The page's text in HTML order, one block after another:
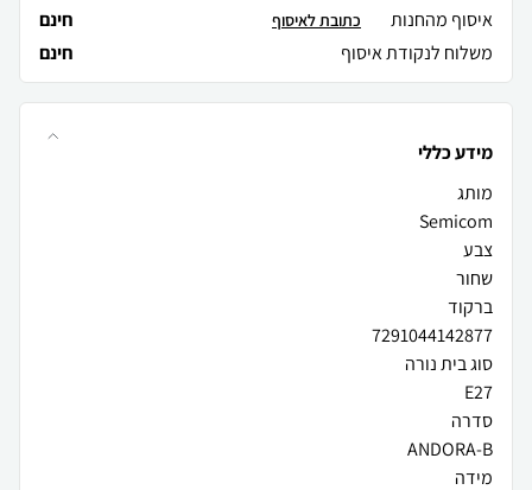
איסוף מהחנות
חינם כתובת לאיסוף
משלוח לנקודת איסוף חינם
מידע כללי